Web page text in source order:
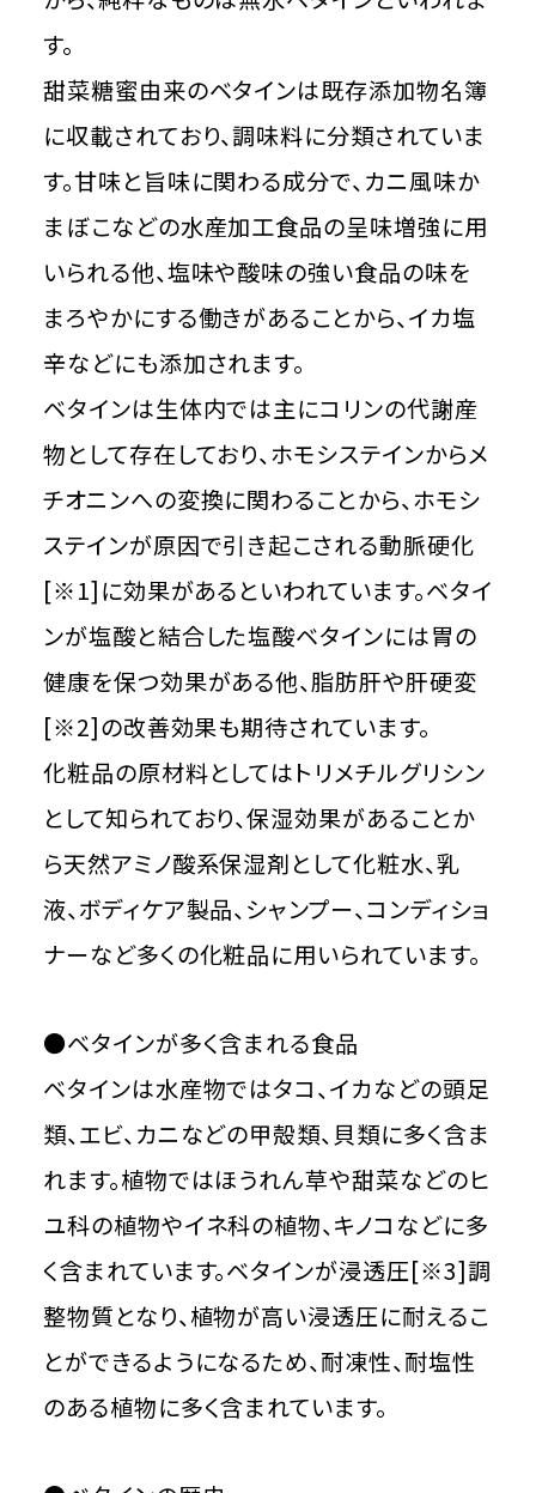
す。
甜菜糖蜜由来のベタインは既存添加物名簿
に収載されており、調味料に分類されていま
す。甘味と旨味に関わる成分で、カニ風味か
まぼこなどの水産加工食品の呈味増強に用
いられる他、塩味や酸味の強い食品の味を
まろやかにする働きがあることから、イカ塩
辛などにも添加されます。
ベタインは生体内では主にコリンの代謝産
物として存在しており、ホモシステインからメ
チオニンへの変換に関わることから、ホモシ
ステインが原因で引き起こされる動脈硬化
[※1]に効果があるといわれています。ベタイ
ンが塩酸と結合した塩酸ベタインには胃の
健康を保つ効果がある他、脂肪肝や肝硬変
[※2]の改善効果も期待されています。
化粧品の原材料としてはトリメチルグリシン
として知られており、保湿効果があることか
ら天然アミノ酸系保湿剤として化粧水、乳
液、ボディケア製品、シャンプー、コンディショ
ナーなど多くの化粧品に用いられています。
●ベタインが多く含まれる食品
ベタインは水産物ではタコ、イカなどの頭足
類、エビ、カニなどの甲殻類、貝類に多く含ま
れます。植物ではほうれん草や甜菜などのヒ
ユ科の植物やイネ科の植物、キノコなどに多
く含まれています。ベタインが浸透圧[※3]調
整物質となり、植物が高い浸透圧に耐えるこ
とができるようになるため、耐凍性、耐塩性
のある植物に多く含まれています。